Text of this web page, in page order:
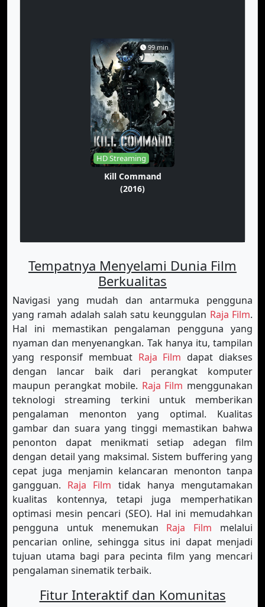
99 min
HD Streaming
Kill Command
(2016)
Tempatnya Menyelami Dunia Film
Berkualitas
Navigasi yang mudah dan antarmuka pengguna
yang ramah adalah salah satu keunggulan Raja Film.
Hal ini memastikan pengalaman pengguna yang
nyaman dan menyenangkan. Tak hanya itu, tampilan
yang responsif membuat Raja Film dapat diakses
dengan lancar baik dari perangkat komputer
maupun perangkat mobile. Raja Film menggunakan
teknologi streaming terkini untuk memberikan
pengalaman menonton yang optimal. Kualitas
gambar dan suara yang tinggi memastikan bahwa
penonton dapat menikmati setiap adegan film
dengan detail yang maksimal. Sistem buffering yang
cepat juga menjamin kelancaran menonton tanpa
gangguan. Raja Film tidak hanya mengutamakan
kualitas kontennya, tetapi juga memperhatikan
optimasi mesin pencari (SEO). Hal ini memudahkan
pengguna untuk menemukan Raja Film melalui
pencarian online, sehingga situs ini dapat menjadi
tujuan utama bagi para pecinta film yang mencari
pengalaman sinematik terbaik.
Fitur Interaktif dan Komunitas